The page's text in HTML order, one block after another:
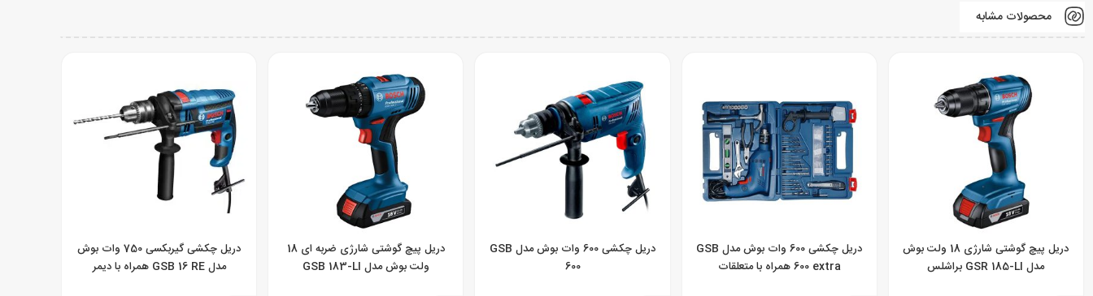
محصولات مشابه
دریل پیچ گوشتی شارژی 18 ولت بوش
مدل GSR 185-LI براشلس
دریل چکشی 600 وات بوش مدل GSB
600 extra همراه با متعلقات
دریل چکشی 600 وات بوش مدل GSB
600
دریل پیچ گوشتی شارژی ضربه ای 18
ولت بوش مدل GSB 183-LI
دریل چکشی گیربکسی 750 وات بوش
مدل GSB 16 RE همراه با دیمر